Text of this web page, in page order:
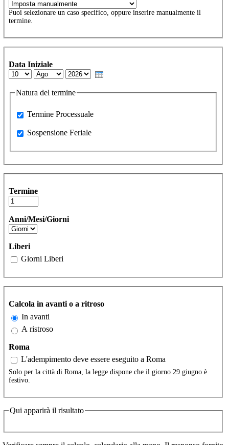
Puoi selezionare un caso specifico, oppure inserire manualmente il
termine.
Data Iniziale
Day
Month Year
Natura del termine
Processuale
Termine Processuale
Sospensione Feriale
Sospensione Feriale
Termine
Anni/Mesi/Giorni
Liberi
Giorni Liberi
Calcola in avanti o a ritroso
In avanti
A ristroso
Roma
L'adempimento deve essere eseguito a Roma
Solo per la città di Roma, la legge dispone che il giorno 29 giugno è
festivo.
Qui apparirà il risultato